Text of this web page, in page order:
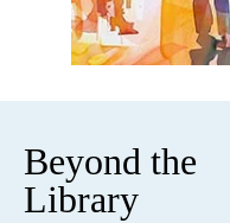
Beyond the
Library